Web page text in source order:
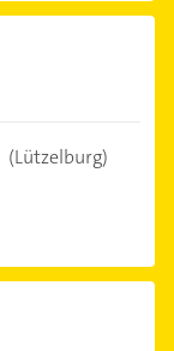
(Lützelburg)